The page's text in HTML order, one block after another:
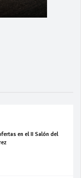
en el II Salón del